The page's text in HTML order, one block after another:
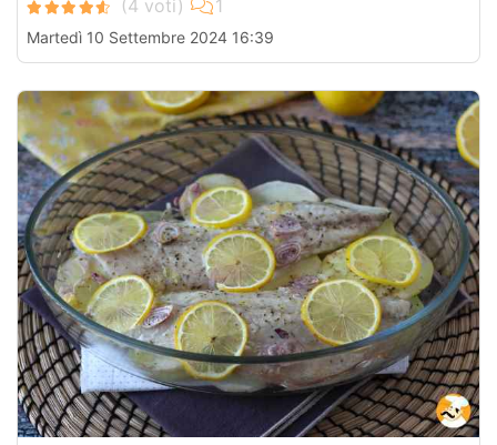
Martedì 10 Settembre 2024 16:39